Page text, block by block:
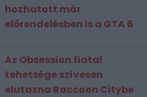
hozhatott már
előrendelésben is a GTA 6
Az Obsession fiatal
tehetsége szívesen
elutazna Raccoon Citybe